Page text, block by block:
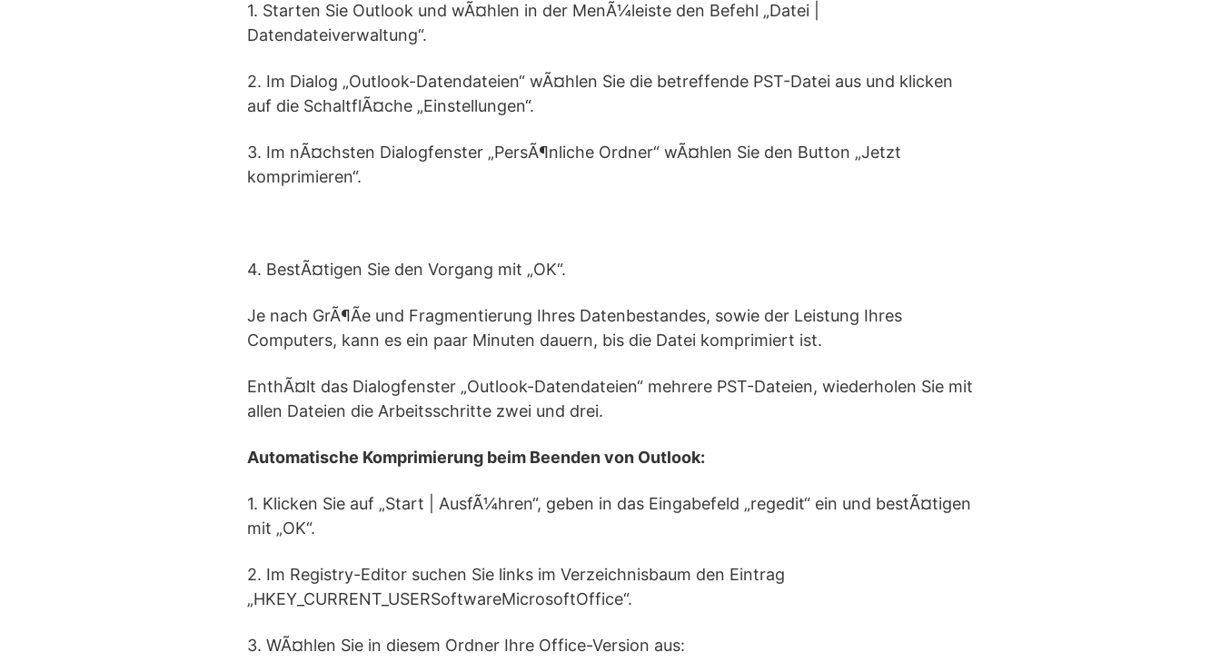
1. Starten Sie Outlook und wÃ¤hlen in der MenÃ¼leiste den Befehl „Datei |
Datendateiverwaltung“.
2. Im Dialog „Outlook-Datendateien“ wÃ¤hlen Sie die betreffende PST-Datei aus und klicken
auf die SchaltflÃ¤che „Einstellungen“.
3. Im nÃ¤chsten Dialogfenster „PersÃ¶nliche Ordner“ wÃ¤hlen Sie den Button „Jetzt
komprimieren“.
4. BestÃ¤tigen Sie den Vorgang mit „OK“.
Je nach GrÃ¶Ãe und Fragmentierung Ihres Datenbestandes, sowie der Leistung Ihres
Computers, kann es ein paar Minuten dauern, bis die Datei komprimiert ist.
EnthÃ¤lt das Dialogfenster „Outlook-Datendateien“ mehrere PST-Dateien, wiederholen Sie mit
allen Dateien die Arbeitsschritte zwei und drei.
Automatische Komprimierung beim Beenden von Outlook:
1. Klicken Sie auf „Start | AusfÃ¼hren“, geben in das Eingabefeld „regedit“ ein und bestÃ¤tigen
mit „OK“.
2. Im Registry-Editor suchen Sie links im Verzeichnisbaum den Eintrag
„HKEY_CURRENT_USERSoftwareMicrosoftOffice“.
3. WÃ¤hlen Sie in diesem Ordner Ihre Office-Version aus: